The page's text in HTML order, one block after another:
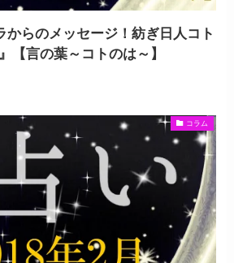
からのメッセージ！紡ぎ日人コト
【言の葉～コトのは～】
コラム